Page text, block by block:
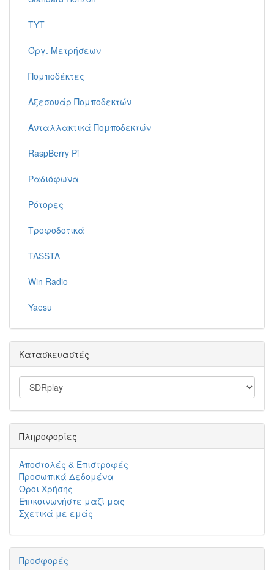
TYT
Όργ. Μετρήσεων
Πομποδέκτες
Αξεσουάρ Πομποδεκτών
Ανταλλακτικά Πομποδεκτών
RaspBerry Pi
Ραδιόφωνα
Ρότορες
Τροφοδοτικά
TASSTA
Win Radio
Yaesu
Κατασκευαστές
Πληροφορίες
Αποστολές & Επιστροφές
Προσωπικά Δεδομένα
Όροι Χρήσης
Επικοινωνήστε μαζί μας
Σχετικά με εμάς
Προσφορές